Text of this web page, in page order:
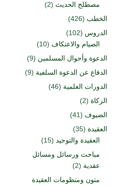
مصطلح الحديث (2)
الخطب (426)
الدروس (102)
الصيام والاعتكاف (10)
الدعوة وأحوال المسلمين (9)
الدفاع عن الدعوة السلفية (9)
الدورات العلمية (46)
الزكاة (2)
الضيوف (41)
العقيدة (35)
العقيدة والتوحيد (15)
مباحث ورسائل ومسائل
عقدية (2)
متون ومنظومات العقيدة